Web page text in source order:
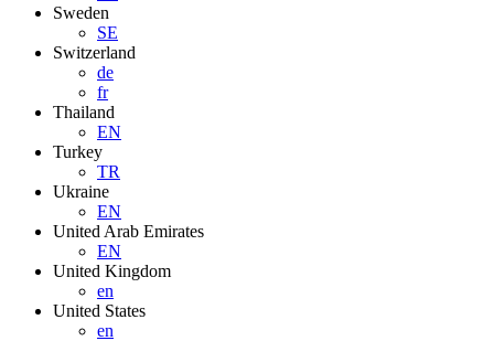
Sweden
SE
Switzerland
de
fr
Thailand
EN
Turkey
TR
Ukraine
EN
United Arab Emirates
EN
United Kingdom
en
United States
en